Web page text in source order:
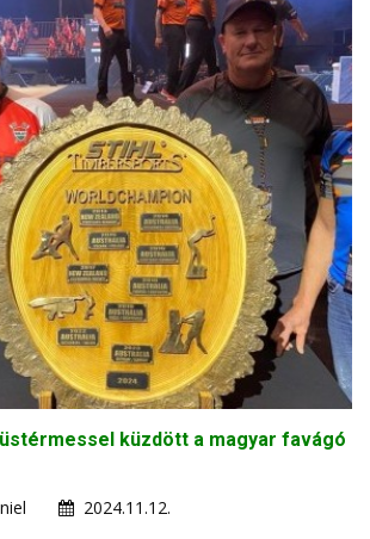
küzdött a magyar favágó
2024.11.12.